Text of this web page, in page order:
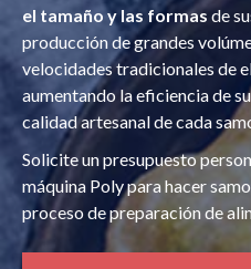
el tamaño y las formasde
producción de grandes
velocidades tradicionales de
aumentando la eficiencia de
calidad artesanal de cada
Solicite un presupuesto
máquina Poly para hacer
proceso de preparación de